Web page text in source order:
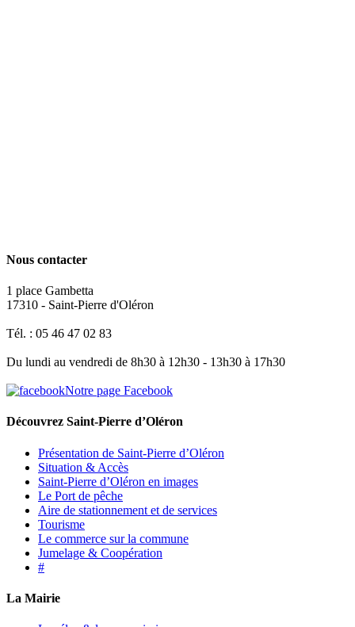
Nous contacter
1 place Gambetta
17310 - Saint-Pierre d'Oléron
Tél. : 05 46 47 02 83
Du lundi au vendredi de 8h30 à 12h30 - 13h30 à 17h30
Notre page Facebook
Découvrez Saint-Pierre d’Oléron
Présentation de Saint-Pierre d’Oléron
Situation & Accès
Saint-Pierre d’Oléron en images
Le Port de pêche
Aire de stationnement et de services
Tourisme
Le commerce sur la commune
Jumelage & Coopération
#
La Mairie